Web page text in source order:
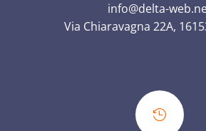
info@delta-
Via Chiaravagna 22A,
